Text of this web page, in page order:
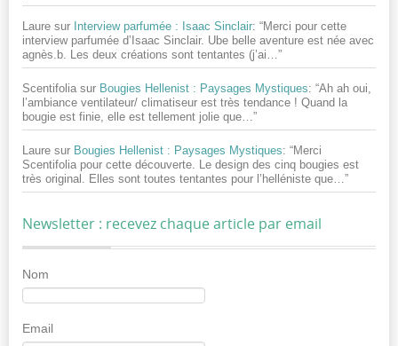
Laure sur Interview parfumée : Isaac Sinclair: “Merci pour cette
interview parfumée d’Isaac Sinclair. Ube belle aventure est née avec
agnès.b. Les deux créations sont tentantes (j’ai… ”
Scentifolia sur Bougies Hellenist : Paysages Mystiques: “Ah ah oui,
l’ambiance ventilateur/ climatiseur est très tendance ! Quand la
bougie est finie, elle est tellement jolie que… ”
Laure sur Bougies Hellenist : Paysages Mystiques: “Merci
Scentifolia pour cette découverte. Le design des cinq bougies est
très original. Elles sont toutes tentantes pour l’helléniste que…”
Newsletter : recevez chaque article par email
Nom
Email